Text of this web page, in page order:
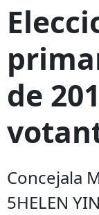
de
Concejala
5HELEN